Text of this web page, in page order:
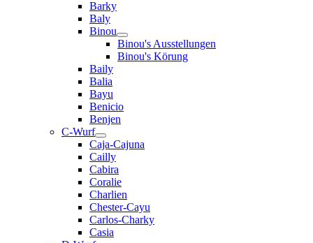
Barky
Baly
Binou
Binou's Ausstellungen
Binou's Körung
Baily
Balia
Bayu
Benicio
Benjen
C-Wurf
Caja-Cajuna
Cailly
Cabira
Coralie
Charlien
Chester-Cayu
Carlos-Charky
Casia